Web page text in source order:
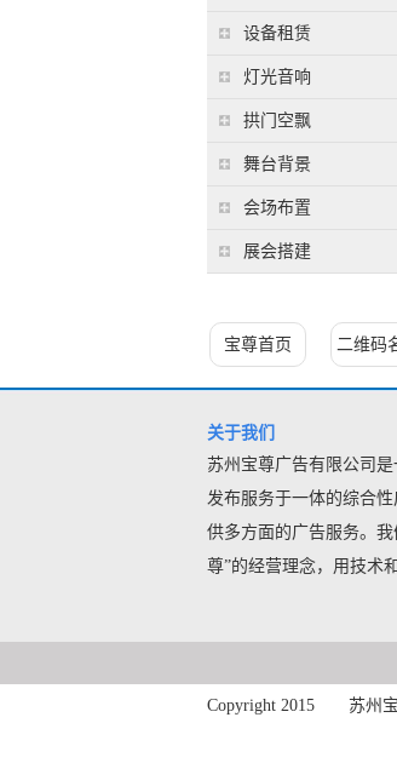
设备租赁
灯光音响
拱门空飘
舞台背景
会场布置
展会搭建
宝尊首页 二维码
关于我们
苏州宝尊广告有限公司
发布服务于一体的综合
供多方面的广告服务。
尊”的经营理念，用技术
Copyright 2015 苏州